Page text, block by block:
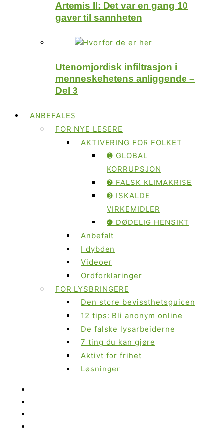
Artemis II: Det var en gang 10
gaver til sannheten
Utenomjordisk infiltrasjon i
menneskehetens anliggende –
Del 3
ANBEFALES
FOR NYE LESERE
AKTIVERING FOR FOLKET
➊ GLOBAL
KORRUPSJON
➋ FALSK KLIMAKRISE
➌ ISKALDE
VIRKEMIDLER
➍ DØDELIG HENSIKT
Anbefalt
I dybden
Videoer
Ordforklaringer
FOR LYSBRINGERE
Den store bevissthetsguiden
12 tips: Bli anonym online
De falske lysarbeiderne
7 ting du kan gjøre
Aktivt for frihet
Løsninger